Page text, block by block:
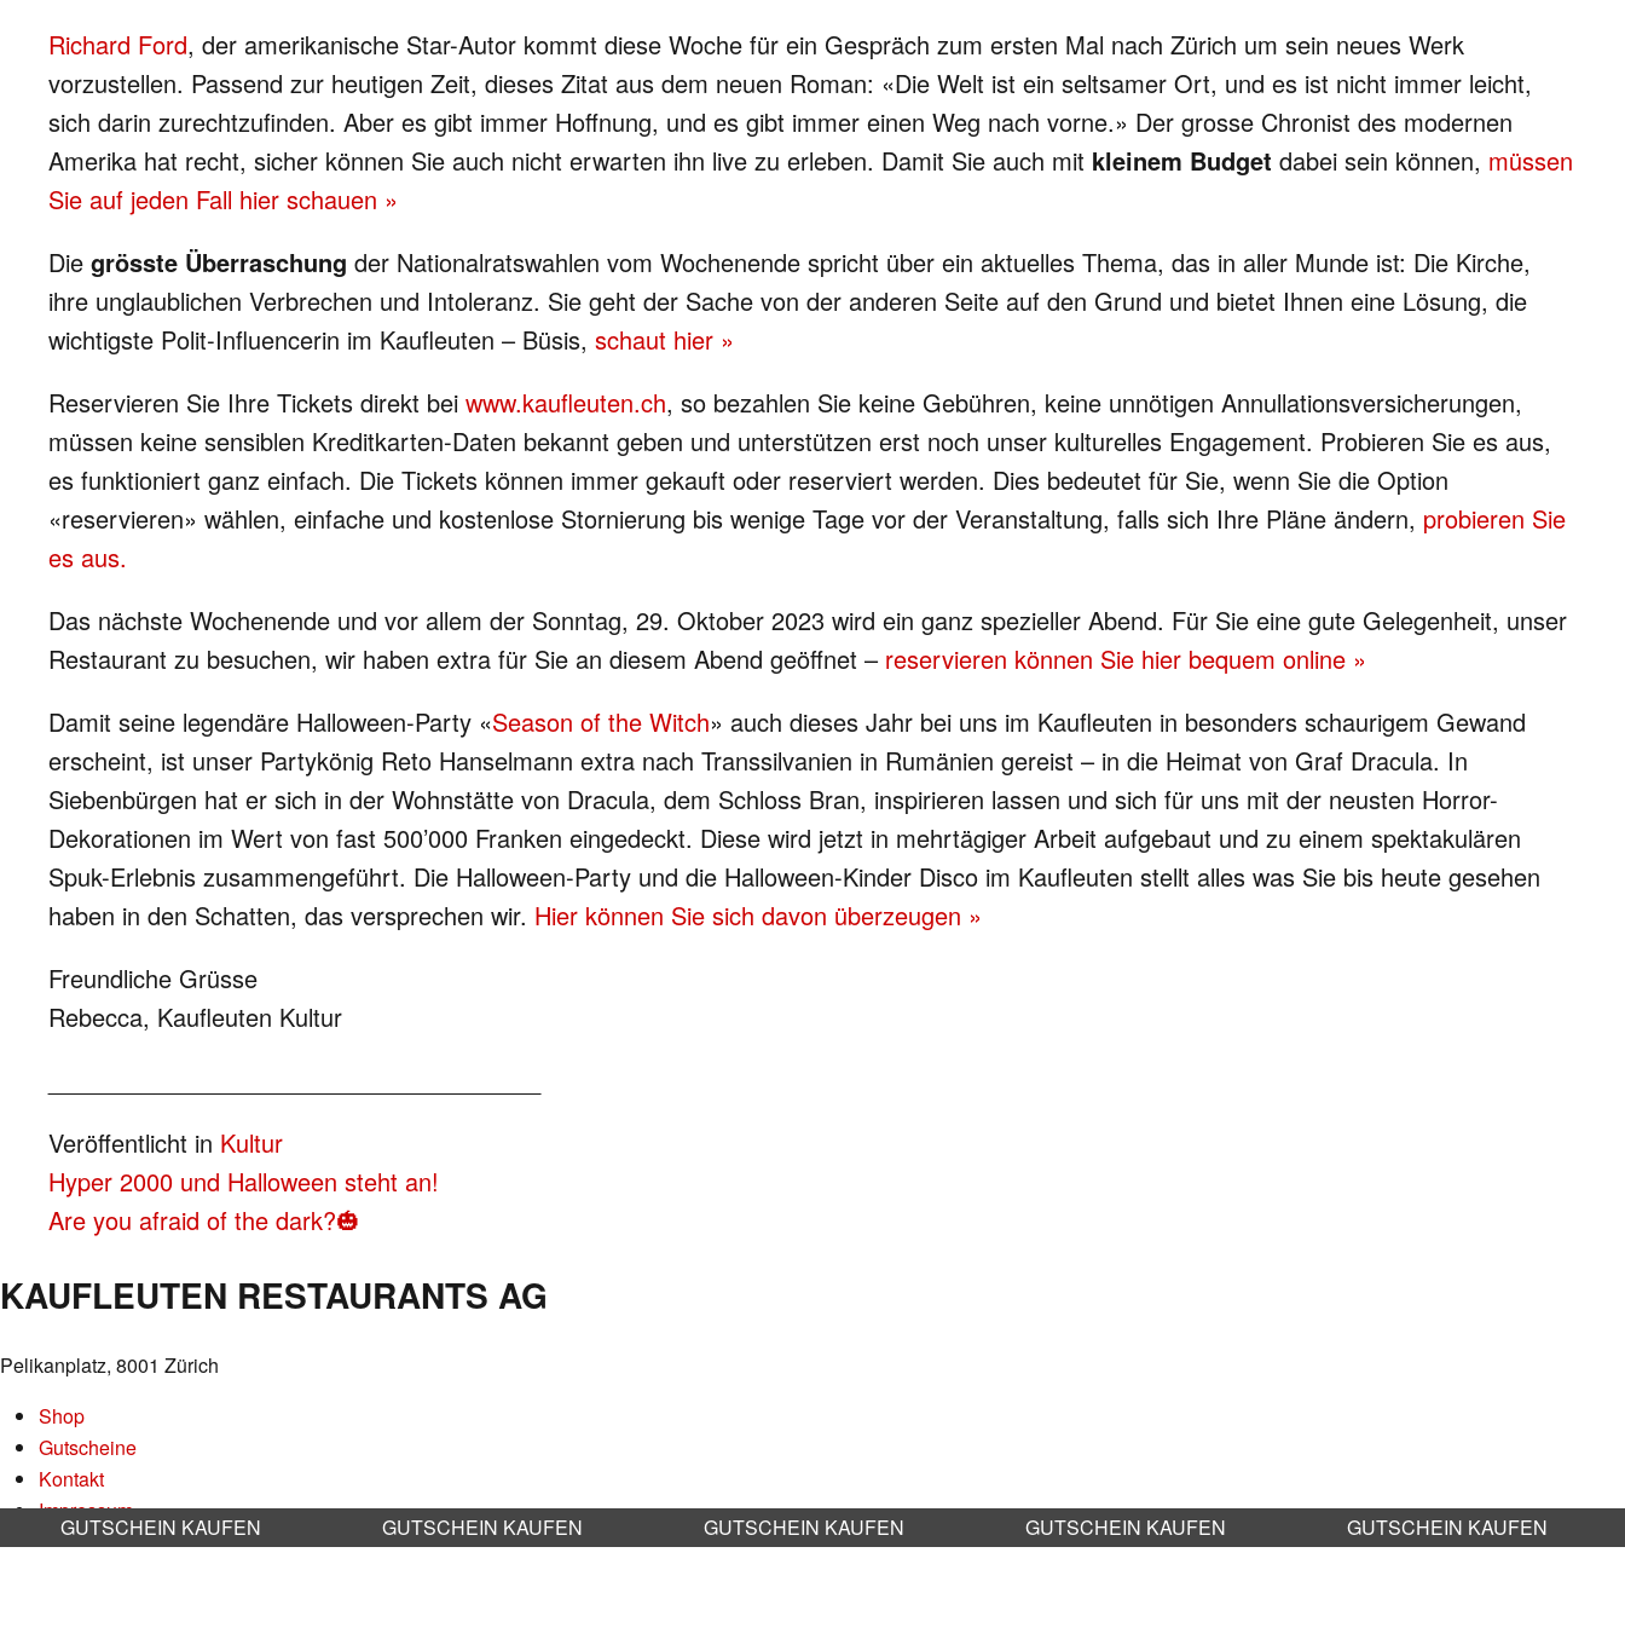
Richard Ford, der amerikanische Star-Autor kommt diese Woche für ein Gespräch zum ersten Mal nach Zürich um sein neues Werk
vorzustellen. Passend zur heutigen Zeit, dieses Zitat aus dem neuen Roman: «Die Welt ist ein seltsamer Ort, und es ist nicht immer leicht,
sich darin zurechtzufinden. Aber es gibt immer Hoffnung, und es gibt immer einen Weg nach vorne.» Der grosse Chronist des modernen
Amerika hat recht, sicher können Sie auch nicht erwarten ihn live zu erleben. Damit Sie auch mit kleinem Budget dabei sein können, müssen
Sie auf jeden Fall hier schauen »
Die grösste Überraschung der Nationalratswahlen vom Wochenende spricht über ein aktuelles Thema, das in aller Munde ist: Die Kirche,
ihre unglaublichen Verbrechen und Intoleranz. Sie geht der Sache von der anderen Seite auf den Grund und bietet Ihnen eine Lösung, die
wichtigste Polit-Influencerin im Kaufleuten – Büsis, schaut hier »
Reservieren Sie Ihre Tickets direkt bei www.kaufleuten.ch, so bezahlen Sie keine Gebühren, keine unnötigen Annullationsversicherungen,
müssen keine sensiblen Kreditkarten-Daten bekannt geben und unterstützen erst noch unser kulturelles Engagement. Probieren Sie es aus,
es funktioniert ganz einfach. Die Tickets können immer gekauft oder reserviert werden. Dies bedeutet für Sie, wenn Sie die Option
«reservieren» wählen, einfache und kostenlose Stornierung bis wenige Tage vor der Veranstaltung, falls sich Ihre Pläne ändern, probieren Sie
es aus.
Das nächste Wochenende und vor allem der Sonntag, 29. Oktober 2023 wird ein ganz spezieller Abend. Für Sie eine gute Gelegenheit, unser
Restaurant zu besuchen, wir haben extra für Sie an diesem Abend geöffnet – reservieren können Sie hier bequem online »
Damit seine legendäre Halloween-Party «Season of the Witch» auch dieses Jahr bei uns im Kaufleuten in besonders schaurigem Gewand
erscheint, ist unser Partykönig Reto Hanselmann extra nach Transsilvanien in Rumänien gereist – in die Heimat von Graf Dracula. In
Siebenbürgen hat er sich in der Wohnstätte von Dracula, dem Schloss Bran, inspirieren lassen und sich für uns mit der neusten Horror-
Dekorationen im Wert von fast 500’000 Franken eingedeckt. Diese wird jetzt in mehrtägiger Arbeit aufgebaut und zu einem spektakulären
Spuk-Erlebnis zusammengeführt. Die Halloween-Party und die Halloween-Kinder Disco im Kaufleuten stellt alles was Sie bis heute gesehen
haben in den Schatten, das versprechen wir. Hier können Sie sich davon überzeugen »
Freundliche Grüsse
Rebecca, Kaufleuten Kultur
Veröffentlicht in Kultur
BEITRAGS-
NAVIGATION
Hyper 2000 und Halloween steht an!
Are you afraid of the dark?🎃
KAUFLEUTEN RESTAURANTS AG
Pelikanplatz, 8001 Zürich
Shop
Gutscheine
Kontakt
Impressum
Datenschutz
GUTSCHEIN KAUFEN GUTSCHEIN KAUFEN GUTSCHEIN KAUFEN GUTSCHEIN KAUFEN GUTSCHEIN KAUFEN